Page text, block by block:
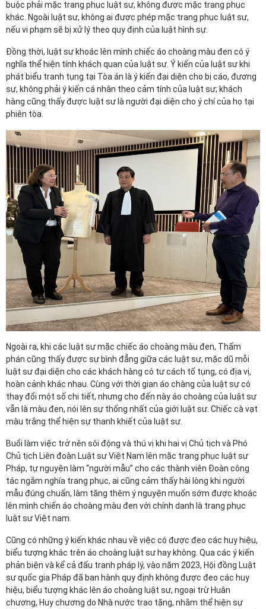
buộc phải mặc trang phục luật sư, không được mặc trang phục
khác. Ngoài luật sư, không ai được phép mặc trang phục luật sư,
nếu vi phạm sẽ bị xử lý theo quy định của luật hình sự.
Đồng thời, luật sư khoác lên mình chiếc áo choàng màu đen có ý
nghĩa thể hiện tính khách quan của luật sư. Ý kiến của luật sư khi
phát biểu tranh tụng tại Tòa án là ý kiến đại diện cho bị cáo, đương
sự, không phải ý kiến cá nhân theo cảm tính của luật sư; khách
hàng cũng thấy được luật sư là người đại diện cho ý chí của họ tại
phiên tòa.
Ngoài ra, khi các luật sư mặc chiếc áo choàng màu đen, Thẩm
phán cũng thấy được sự bình đẳng giữa các luật sư, mặc dũ mỗi
luật sư đại diện cho các khách hàng có tư cách tố tụng, có địa vị,
hoàn cảnh khác nhau. Cùng với thời gian áo chàng của luật sự có
thay đổi một số chi tiết, nhưng cho đến này áo choàng của luật sư
vẫn là màu đen, nói lên sự thống nhất của giới luật sư. Chiếc cà vạt
màu trắng thể hiện sự thanh khiết của luật sư.
Buổi làm việc trở nên sôi động và thú vị khi hai vị Chủ tịch và Phó
Chủ tịch Liên đoàn Luật sư Việt Nam lên mặc trang phục luật sư
Pháp, tự nguyện làm “người mẫu” cho các thành viên Đoàn công
tác ngắm nghía trang phục, ai cũng cảm thấy hài lòng khi người
mẫu đúng chuẩn, làm tăng thêm ý nguyện muốn sớm được khoác
lên mình chiến áo choàng màu đen với chính danh là trang phục
luật sư Việt nam.
Cũng có những ý kiến khác nhau về việc có được đeo các huy hiệu,
biểu tượng khác trên áo choàng luật sư hay không. Qua các ý kiến
phản biện và kể cả đấu tranh pháp lý, vào năm 2023, Hội đồng Luật
sư quốc gia Pháp đã ban hành quy định không được đeo các huy
hiệu, biểu tượng khác lên áo choàng luật sư, ngoại trừ Huân
chương, Huy chương do Nhà nước trao tặng, nhằm thể hiện sự